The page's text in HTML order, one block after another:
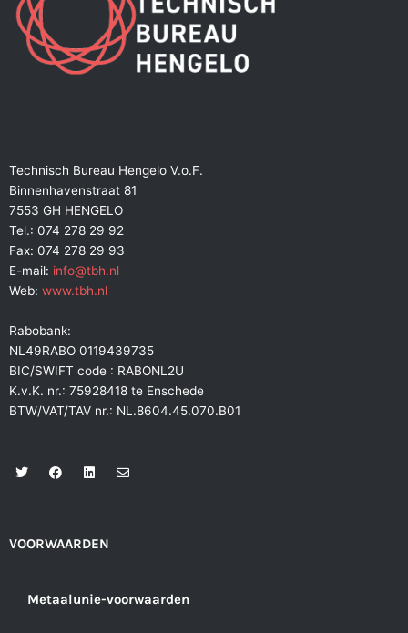
Technisch Bureau Hengelo V.o.F.
Binnenhavenstraat 81
7553 GH HENGELO
Tel.: 074 278 29 92
Fax: 074 278 29 93
E-mail: info@tbh.nl
Web: www.tbh.nl
Rabobank:
NL49RABO 0119439735
BIC/SWIFT code : RABONL2U
K.v.K. nr.: 75928418 te Enschede
BTW/VAT/TAV nr.: NL.8604.45.070.B01
T
w
r
F
a
o
L
i
i
E
n
VOORWAARDEN
Metaalunie-voorwaarden